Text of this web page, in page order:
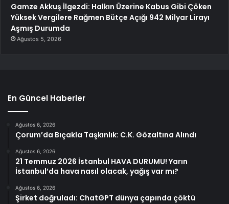
Gamze Akkuş İlgezdi: Halkın Üzerine Kabus Gibi Çöken
Yüksek Vergilere Rağmen Bütçe Açığı 942 Milyar Lirayı
Aşmış Durumda
Ağustos 5, 2026
En Güncel Haberler
Ağustos 6, 2026
Çorum’da Bıçakla Taşkınlık: C.K. Gözaltına Alındı
Ağustos 6, 2026
21 Temmuz 2026 İstanbul HAVA DURUMU! Yarın
İstanbul’da hava nasıl olacak, yağış var mı?
Ağustos 6, 2026
Şirket doğruladı: ChatGPT dünya çapında çöktü